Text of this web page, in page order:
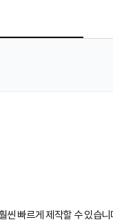
씬 빠르게 제작할 수 있습니